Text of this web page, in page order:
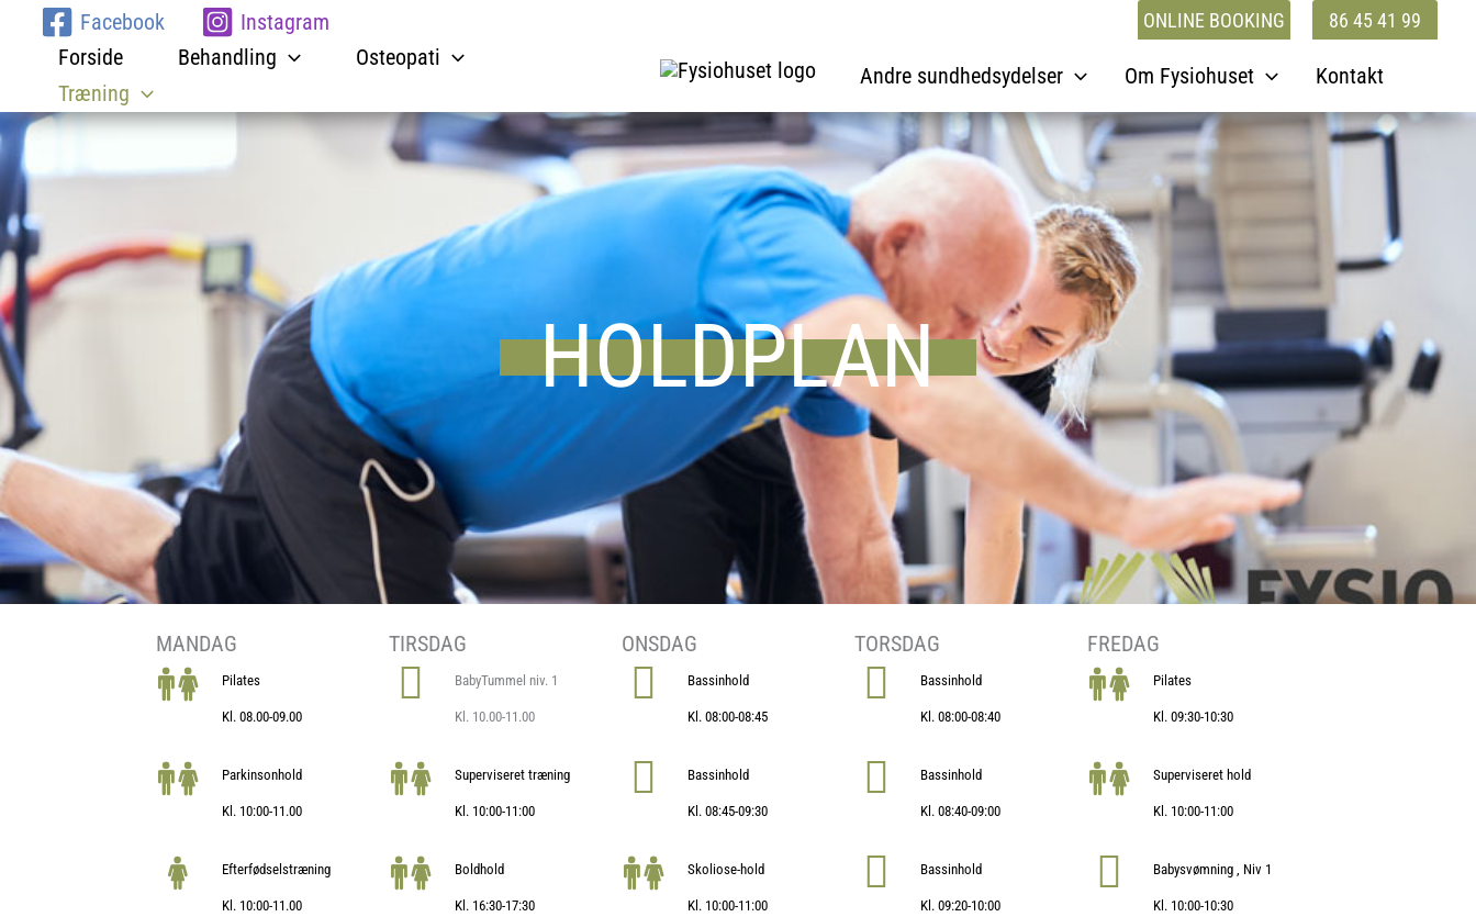
indholdet
Facebook Instagram ONLINE BOOKING 86 45 41 99
Forside Behandling
Osteopati
Træning
Andre sundhedsydelser Om Fysiohuset Kontakt
HOLDPLAN
MANDAG
Pilates
Kl. 08.00-09.00
Parkinsonhold
Kl. 10:00-11.00
Efterfødselstræning
Kl. 10:00-11.00
TIRSDAG
BabyTummel niv. 1
Kl. 10.00-11.00
Superviseret træning
Kl. 10:00-11:00
Boldhold
Kl. 16:30-17:30
ONSDAG
Bassinhold
Kl. 08:00-08:45
Bassinhold
Kl. 08:45-09:30
Skoliose-hold
Kl. 10:00-11:00
TORSDAG
Bassinhold
Kl. 08:00-08:40
Bassinhold
Kl. 08:40-09:00
Bassinhold
Kl. 09:20-10:00
FREDAG
Pilates
Kl. 09:30-10:30
Superviseret hold
Kl. 10:00-11:00
Babysvømning , Niv 1
Kl. 10:00-10:30